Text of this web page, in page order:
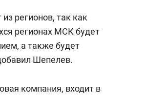
регионов, так как
регионах МСК будет
а также будет
Шепелев.
компания, входит в